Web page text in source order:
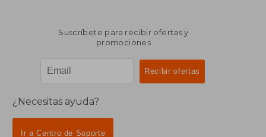
Suscríbete para recibir ofertas y
promociones
¿Necesitas ayuda?
Ir a Centro de Soporte